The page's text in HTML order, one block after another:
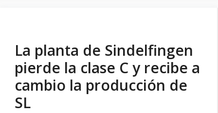
La planta de Sindelfingen
pierde la clase C y recibe a
cambio la producción de
SL